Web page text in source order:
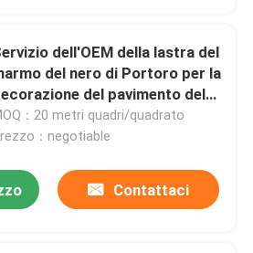
dell'OEM della lastra del
del nero di Portoro per la
del pavimento del
：20 metri quadri/quadrato
：negotiable
Contattaci